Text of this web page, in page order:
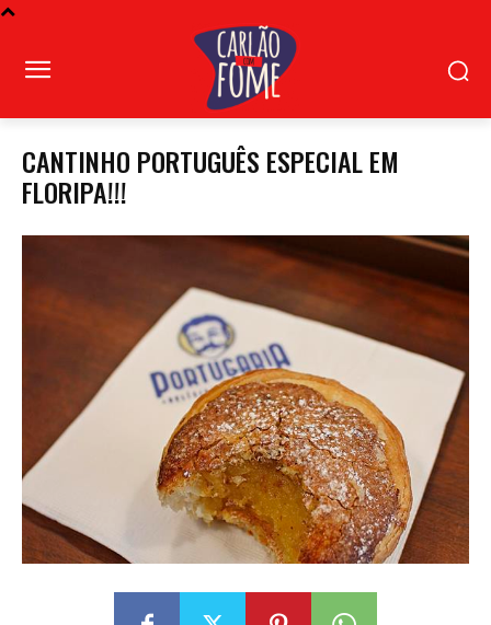
CANTINHO PORTUGUÊS ESPECIAL EM
FLORIPA!!!